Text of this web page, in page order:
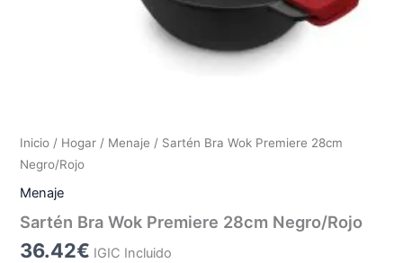
Inicio / Hogar / Menaje / Sartén Bra Wok Premiere 28cm
Negro/Rojo
Menaje
Sartén Bra Wok Premiere 28cm Negro/Rojo
36.42€ IGIC Incluido